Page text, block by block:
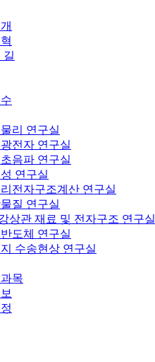
길
리 연구실
전자 연구실
음파 연구실
연구실
전자구조계산 연구실
질 연구실
상관 재료 및 전자구조 연구실
도체 연구실
수송현상 연구실
목